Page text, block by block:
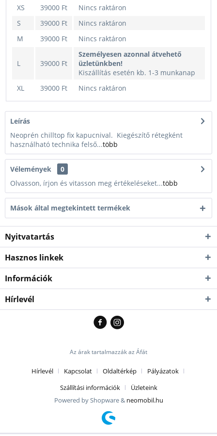
XS
39000 Ft
Nincs raktáron
S
39000 Ft
Nincs raktáron
M
39000 Ft Nincs raktáron
L 39000 Ft
Személyesen azonnal átvehető
üzletünkben!
Kiszállítás esetén kb. 1-3 munkanap
XL
39000 Ft Nincs raktáron
Leírás
Neoprén chilltop fix kapucnival. Kiegészítő rétegként
használható technika felső...több
Vélemények
0
Olvasson, írjon és vitasson meg értékeléseket...több
Mások által megtekintett termékek
Nyitvatartás
Hasznos linkek
Információk
Hírlevél
Az árak tartalmazzák az Áfát
Hírlevél Kapcsolat Oldaltérkép
Pályázatok
Szállítási információk
Üzleteink
Powered by Shopware & neomobil.hu